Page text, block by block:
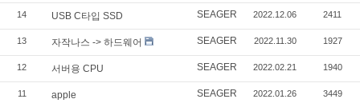
14 USB C타입 SSD SEAGER 2022.12.06 2411
13 자작나스 -> 하드웨어 SEAGER 2022.11.30 1927
12 서버용 CPU SEAGER 2022.02.21 1940
11 apple SEAGER 2022.01.26 3449